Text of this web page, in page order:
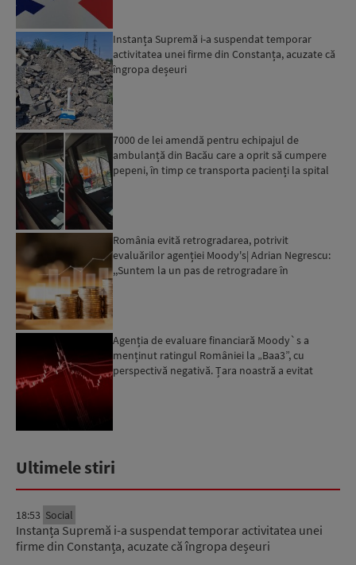
Instanța Supremă i-a suspendat temporar
activitatea unei firme din Constanța, acuzate că
îngropa deșeuri
7000 de lei amendă pentru echipajul de
ambulanță din Bacău care a oprit să cumpere
pepeni, în timp ce transporta pacienți la spital
România evită retrogradarea, potrivit
evaluărilor agenției Moody's| Adrian Negrescu:
,,Suntem la un pas de retrogradare în
Agenția de evaluare financiară Moody`s a
menținut ratingul României la „Baa3”, cu
perspectivă negativă. Țara noastră a evitat
Ultimele stiri
18:53 Social
Instanța Supremă i-a suspendat temporar activitatea unei
firme din Constanța, acuzate că îngropa deșeuri